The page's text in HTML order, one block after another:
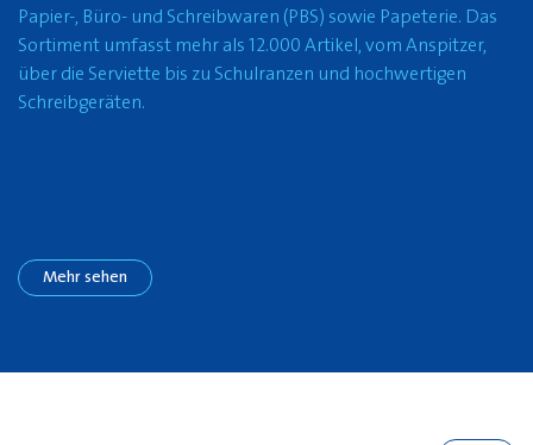
Papier-, Büro- und Schreibwaren (PBS) sowie Papeterie. Das
Sortiment umfasst mehr als 12.000 Artikel, vom Anspitzer,
über die Serviette bis zu Schulranzen und hochwertigen
Schreibgeräten.
Mehr sehen